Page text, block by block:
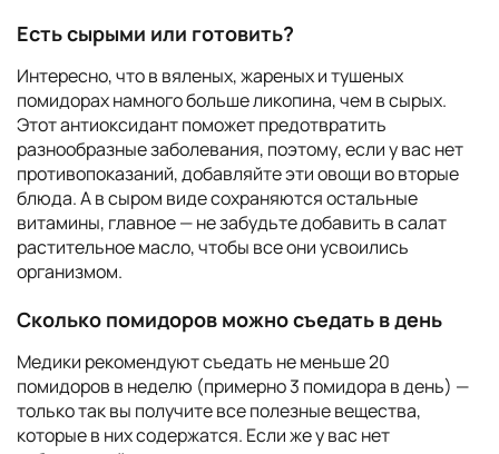
Есть сырыми или готовить?
Интересно, что в вяленых, жареных и тушеных
помидорах намного больше ликопина, чем в сырых.
Этот антиоксидант поможет предотвратить
разнообразные заболевания, поэтому, если у вас нет
противопоказаний, добавляйте эти овощи во вторые
блюда. А в сыром виде сохраняются остальные
витамины, главное — не забудьте добавить в салат
растительное масло, чтобы все они усвоились
организмом.
Сколько помидоров можно съедать в день
Медики рекомендуют съедать не меньше 20
помидоров в неделю (примерно 3 помидора в день) —
только так вы получите все полезные вещества,
которые в них содержатся. Если же у вас нет